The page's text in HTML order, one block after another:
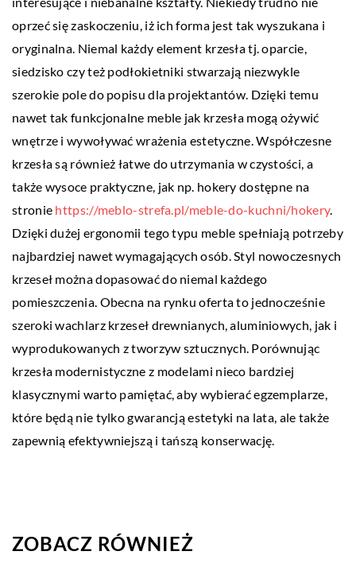
oprzeć się zaskoczeniu, iż ich forma jest tak wyszukana i
oryginalna. Niemal każdy element krzesła tj. oparcie,
siedzisko czy też podłokietniki stwarzają niezwykle
szerokie pole do popisu dla projektantów. Dzięki temu
nawet tak funkcjonalne meble jak krzesła mogą ożywić
wnętrze i wywoływać wrażenia estetyczne. Współczesne
krzesła są również łatwe do utrzymania w czystości, a
także wysoce praktyczne, jak np. hokery dostępne na
stronie https://meblo-strefa.pl/meble-do-kuchni/hokery.
Dzięki dużej ergonomii tego typu meble spełniają potrzeby
najbardziej nawet wymagających osób. Styl nowoczesnych
krzeseł można dopasować do niemal każdego
pomieszczenia. Obecna na rynku oferta to jednocześnie
szeroki wachlarz krzeseł drewnianych, aluminiowych, jak i
wyprodukowanych z tworzyw sztucznych. Porównując
krzesła modernistyczne z modelami nieco bardziej
klasycznymi warto pamiętać, aby wybierać egzemplarze,
które będą nie tylko gwarancją estetyki na lata, ale także
zapewnią efektywniejszą i tańszą konserwację.
ZOBACZ RÓWNIEŻ